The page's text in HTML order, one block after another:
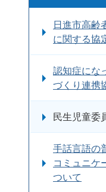
日進市高齢
に関する協
認知症にな
づくり連携
民生児童委
手話言語の
コミュニケ
ついて